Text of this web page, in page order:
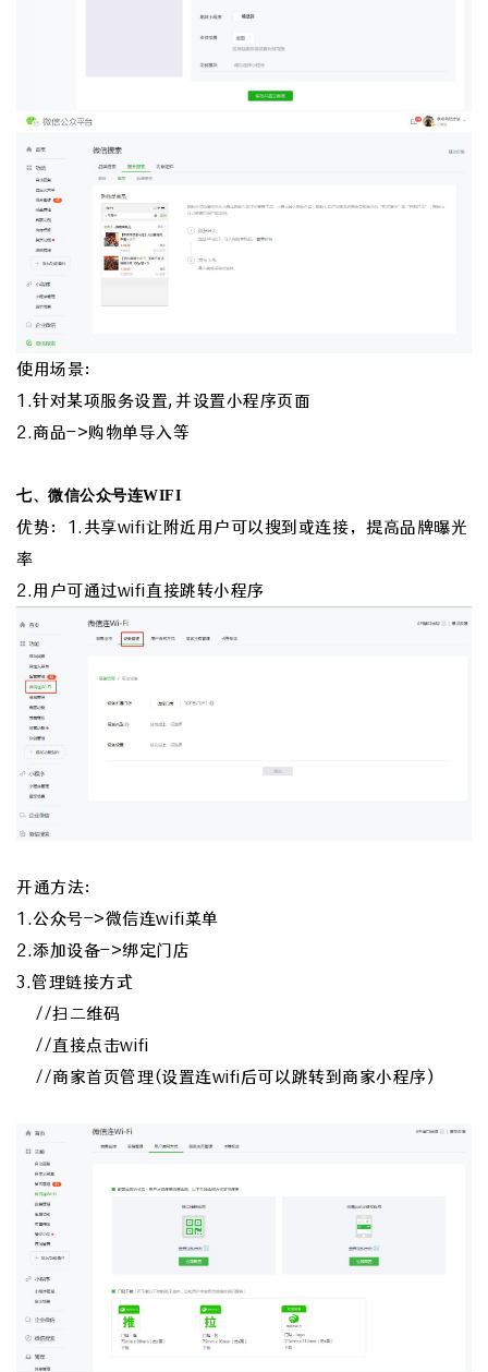
使用场景：
1.针对某项服务设置,并设置小程序页面
2.商品->购物单导入等
七、微信公众号连WIFI
优势： 1.共享wifi让附近用户可以搜到或连接，提高品牌曝光
率
2.用户可通过wifi直接跳转小程序
开通方法：
1.公众号->微信连wifi菜单
2.添加设备->绑定门店
3.管理链接方式
//扫二维码
//直接点击wifi
//商家首页管理(设置连wifi后可以跳转到商家小程序)